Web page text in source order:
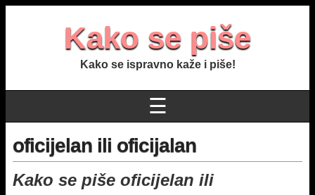
Kako se piše
Kako se ispravno kaže i piše!
☰
oficijelan ili oficijalan
Kako se piše oficijelan ili